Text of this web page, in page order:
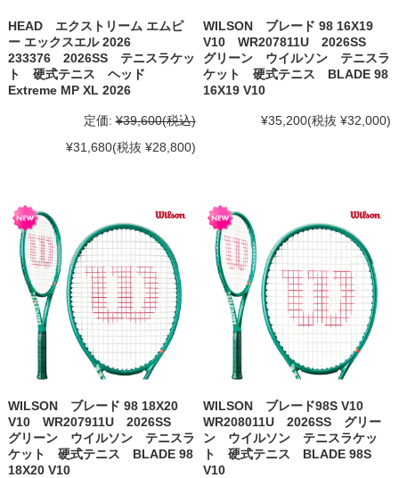
HEAD エクストリーム エムピ
ー エックスエル 2026
233376 2026SS テニスラケッ
ト 硬式テニス ヘッド
Extreme MP XL 2026
定価: ¥39,600(税込)
¥31,680(税抜 ¥28,800)
WILSON ブレード 98 16X19
V10 WR207811U 2026SS
グリーン ウイルソン テニスラ
ケット 硬式テニス BLADE 98
16X19 V10
¥35,200(税抜 ¥32,000)
WILSON ブレード 98 18X20
V10 WR207911U 2026SS
グリーン ウイルソン テニスラ
ケット 硬式テニス BLADE 98
18X20 V10
WILSON ブレード98S V10
WR208011U 2026SS グリー
ン ウイルソン テニスラケッ
ト 硬式テニス BLADE 98S
V10